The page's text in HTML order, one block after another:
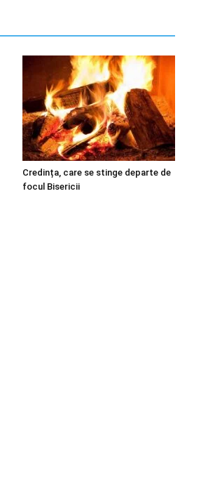
Credința, care se stinge departe de
focul Bisericii